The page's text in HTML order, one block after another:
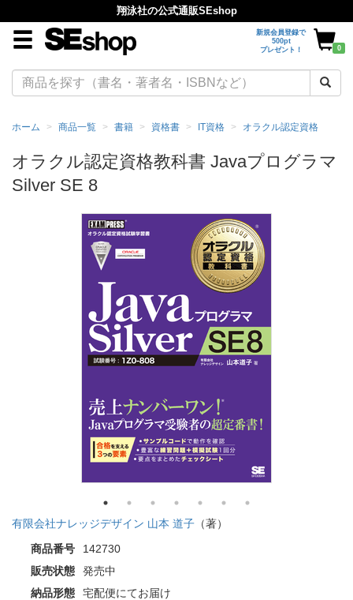
翔泳社の公式通販SEshop
新規会員登録で
500pt
プレゼント！
0
ホーム 商品一覧 書籍 資格書 IT資格 オラクル認定資格
オラクル認定資格教科書 Javaプログラマ
Silver SE 8
有限会社ナレッジデザイン 山本 道子 （著）
商品番号
142730
販売状態
発売中
納品形態
宅配便にてお届け